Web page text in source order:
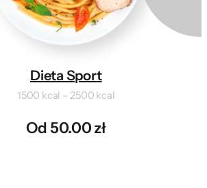
Dieta Sport
1500 kcal – 2500 kcal
Od 50.00 zł